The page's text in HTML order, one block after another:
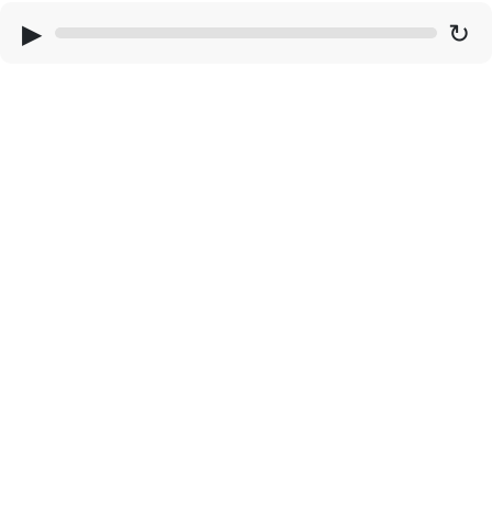
▶ ↻